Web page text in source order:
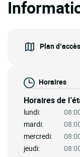
Plan
Horaires
Horaires de
lundi:
mardi:
mercredi:
jeudi: